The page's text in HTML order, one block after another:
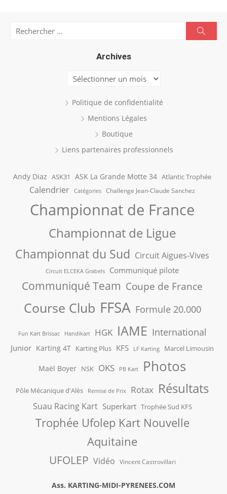
Archives
Archives
Politique de confidentialité
Mentions Légales
Boutique
Liens partenaires professionnels
Andy Diaz ASK31 ASK La Grande Motte 34 Atlantic Trophée
Calendrier Catégories Challenge Jean-Claude Sanchez
Championnat de France
Championnat de Ligue
Championnat du Sud Circuit Aigues-Vives
Circuit ELCEKA Grabels Communiqué pilote
Communiqué Team Coupe de France
Course Club FFSA Formule 20.000
Fun Kart Brissac Handikart HGK IAME International
Junior Karting 4T Karting Plus KFS LF Karting Marcel Limousin
Maël Boyer NSK OKS PB Kart Photos
Pôle Mécanique d'Alès Remise de Prix Rotax Résultats
Suau Racing Kart Superkart Trophée Sud KFS
Trophée Ufolep Kart Nouvelle
Aquitaine
UFOLEP Vidéo Vincent Castrovillari
Ass. KARTING-MIDI-PYRENEES.COM